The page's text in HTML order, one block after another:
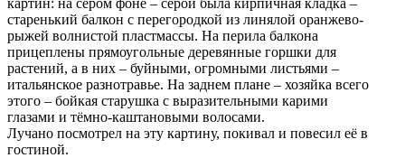
старенький балкон с перегородкой из линялой оранжево-
рыжей волнистой пластмассы. На перила балкона
прицеплены прямоугольные деревянные горшки для
растений, а в них – буйными, огромными листьями –
итальянское разнотравье. На заднем плане – хозяйка всего
этого – бойкая старушка с выразительными карими
глазами и тёмно-каштановыми волосами.
Лучано посмотрел на эту картину, покивал и повесил её в
гостиной.